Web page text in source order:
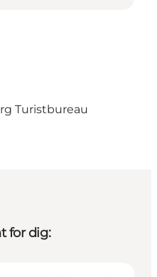
Turistbureau
for dig: